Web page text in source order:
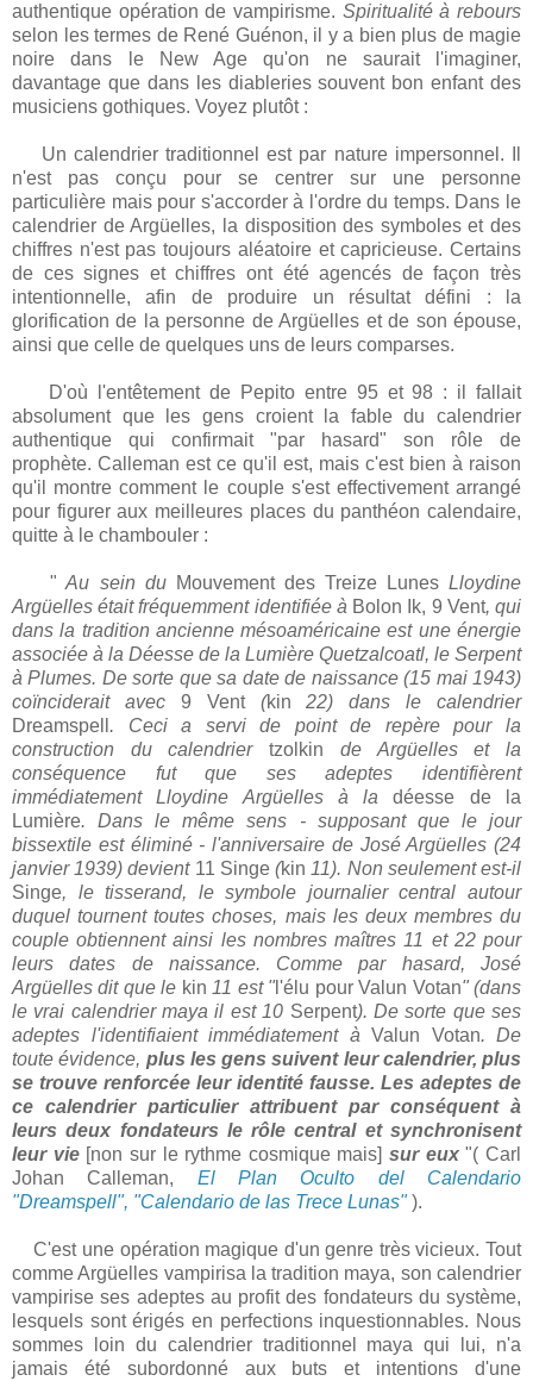
authentique opération de vampirisme. Spiritualité à rebours
selon les termes de René Guénon, il y a bien plus de magie
noire dans le New Age qu'on ne saurait l'imaginer,
davantage que dans les diableries souvent bon enfant des
musiciens gothiques. Voyez plutôt :
Un calendrier traditionnel est par nature impersonnel. Il
n'est pas conçu pour se centrer sur une personne
particulière mais pour s'accorder à l'ordre du temps. Dans le
calendrier de Argüelles, la disposition des symboles et des
chiffres n'est pas toujours aléatoire et capricieuse. Certains
de ces signes et chiffres ont été agencés de façon très
intentionnelle, afin de produire un résultat défini : la
glorification de la personne de Argüelles et de son épouse,
ainsi que celle de quelques uns de leurs comparses.
D'où l'entêtement de Pepito entre 95 et 98 : il fallait
absolument que les gens croient la fable du calendrier
authentique qui confirmait "par hasard" son rôle de
prophète. Calleman est ce qu'il est, mais c'est bien à raison
qu'il montre comment le couple s'est effectivement arrangé
pour figurer aux meilleures places du panthéon calendaire,
quitte à le chambouler :
" Au sein du Mouvement des Treize LunesLloydine
Argüelles était fréquemment identifiée à Bolon Ik, 9 Vent, qui
dans la tradition ancienne mésoaméricaine est une énergie
associée à la Déesse de la Lumière Quetzalcoatl, le Serpent
à Plumes. De sorte que sa date de naissance (15 mai 1943)
coïnciderait avec 9 Vent(kin22) dans le calendrier
Dreamspell . Ceci a servi de point de repère pour la
construction du calendriertzolkin de Argüelles et la
conséquence fut que ses adeptes identifièrent
immédiatement Lloydine Argüelles à ladéesse de la
Lumière. Dans le même sens - supposant que le jour
bissextile est éliminé - l'anniversaire de José Argüelles (24
janvier 1939) devient 11 Singe(kin 11). Non seulement est-il
Singe, le tisserand, le symbole journalier central autour
duquel tournent toutes choses, mais les deux membres du
couple obtiennent ainsi les nombres maîtres 11 et 22 pour
leurs dates de naissance. Comme par hasard, José
Argüelles dit que le kin 11 est " l'élu pour Valun Votan" (dans
le vrai calendrier maya il est 10 Serpent). De sorte que ses
adeptes l'identifiaient immédiatement à Valun Votan. De
toute évidence, plus les gens suivent leur calendrier, plus
se trouve renforcée leur identité fausse. Les adeptes de
ce calendrier particulier attribuent par conséquent à
leurs deux fondateurs le rôle central et synchronisent
leur vie [non sur le rythme cosmique mais] sur eux"( Carl
Johan Calleman, El Plan Oculto del Calendario
"Dreamspell", "Calendario de las Trece Lunas" ).
C'est une opération magique d'un genre très vicieux. Tout
comme Argüelles vampirisa la tradition maya, son calendrier
vampirise ses adeptes au profit des fondateurs du système,
lesquels sont érigés en perfections inquestionnables. Nous
sommes loin du calendrier traditionnel maya qui lui, n'a
jamais été subordonné aux buts et intentions d'une